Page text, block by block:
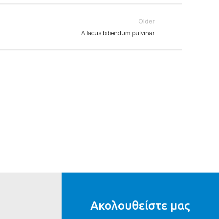
Older
A lacus bibendum pulvinar
Ακολουθείστε μας